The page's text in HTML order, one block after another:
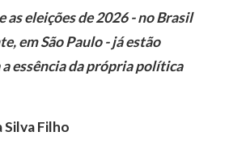
as eleições de 2026 - no Brasil
em São Paulo - já estão
essência da própria política
Filho